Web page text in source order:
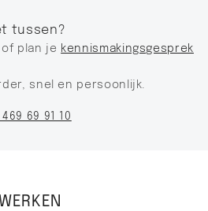
tussen?
of plan je kennismakingsgesprek
snel en persoonlijk.
469 69 91 10